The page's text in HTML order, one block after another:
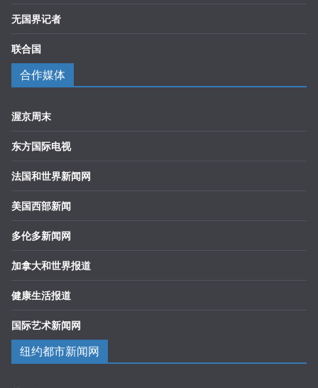
无国界记者
联合国
合作媒体
渥京周末
东方国际电视
法国和世界新闻网
美国西部新闻
多伦多新闻网
加拿大和世界报道
健康生活报道
国际艺术新闻网
纽约都市新闻网